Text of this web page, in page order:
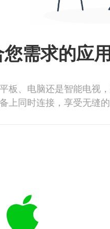
需求的应
、电脑还是智能电视，
上同时连接，享受无缝的